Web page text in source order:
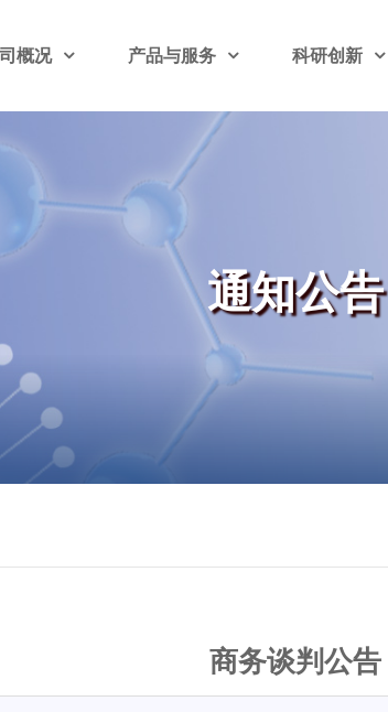
概况 产品与服务 科研创新
通知公告
商务谈判公告